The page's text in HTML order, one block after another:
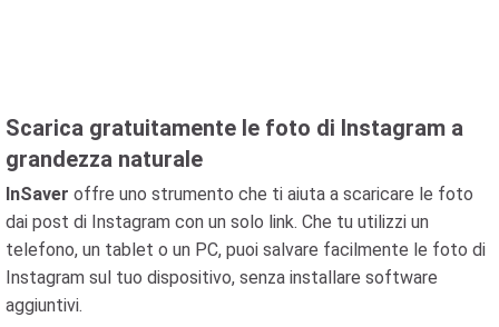
Scarica gratuitamente le foto di Instagram a
grandezza naturale
InSaver offre uno strumento che ti aiuta a scaricare le foto
dai post di Instagram con un solo link. Che tu utilizzi un
telefono, un tablet o un PC, puoi salvare facilmente le foto di
Instagram sul tuo dispositivo, senza installare software
aggiuntivi.